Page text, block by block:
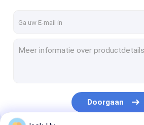
Luchthaven Ambulift
Toiletservicewagen
Doorgaan